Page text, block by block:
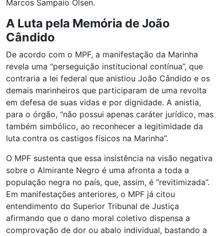
Marcos Sampaio Olsen.
A Luta pela Memória de João
Cândido
De acordo com o MPF, a manifestação da Marinha
revela uma “perseguição institucional contínua”, que
contraria a lei federal que anistiou João Cândido e os
demais marinheiros que participaram de uma revolta
em defesa de suas vidas e por dignidade. A anistia,
para o órgão, “não possui apenas caráter jurídico, mas
também simbólico, ao reconhecer a legitimidade da
luta contra os castigos físicos na Marinha”.
O MPF sustenta que essa insistência na visão negativa
sobre o Almirante Negro é uma afronta a toda a
população negra no país, que, assim, é “revitimizada”.
Em manifestações anteriores, o MPF já citou
entendimento do Superior Tribunal de Justiça
afirmando que o dano moral coletivo dispensa a
comprovação de dor ou abalo individual, bastando a